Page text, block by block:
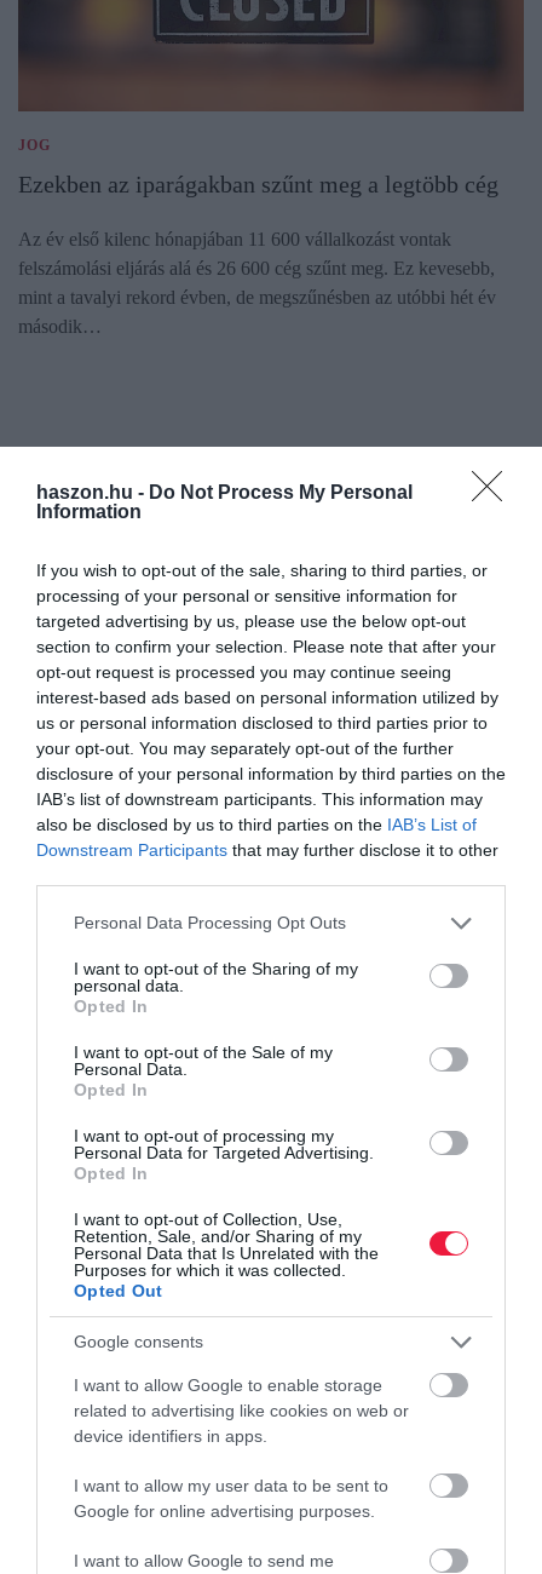
haszon.hu - Do Not Process My Personal
Information
If you wish to opt-out of the sale, sharing to third parties, or
processing of your personal or sensitive information for
targeted advertising by us, please use the below opt-out
section to confirm your selection. Please note that after your
opt-out request is processed you may continue seeing
interest-based ads based on personal information utilized by
us or personal information disclosed to third parties prior to
your opt-out. You may separately opt-out of the further
disclosure of your personal information by third parties on the
IAB’s list of downstream participants. This information may
also be disclosed by us to third parties on the IAB’s List of
Downstream Participants that may further disclose it to other
Please note that this website/app uses one or more Google
not limited to your visit or usage behaviour. You may click to
grant or deny consent to Google and its third-party tags to
use your data for below specified purposes in below Google
consent section.
Personal Data Processing Opt Outs
I want to opt-out of the Sharing of my
personal data.
Opted In
I want to opt-out of the Sale of my
Personal Data.
Opted In
I want to opt-out of processing my
Personal Data for Targeted Advertising.
Opted In
I want to opt-out of Collection, Use,
Retention, Sale, and/or Sharing of my
Personal Data that Is Unrelated with the
Purposes for which it was collected.
Opted Out
Google consents
I want to allow Google to enable storage
related to advertising like cookies on web or
device identifiers in apps.
I want to allow my user data to be sent to
Google for online advertising purposes.
I want to allow Google to send me
JOG
Ezekben az iparágakban szűnt meg a legtöbb cég
Az év első kilenc hónapjában 11 600 vállalkozást vontak
felszámolási eljárás alá és 26 600 cég szűnt meg. Ez kevesebb,
mint a tavalyi rekord évben, de megszűnésben az utóbbi hét év
második…
A jegybank eltakarított két halódó pénzügyi céget
Az MNB visszavonta a Fejérdi Finance Faktor Zrt. tevékenységi
engedélyét és elrendelte végelszámolását. A társaság nem
vezetőállású…